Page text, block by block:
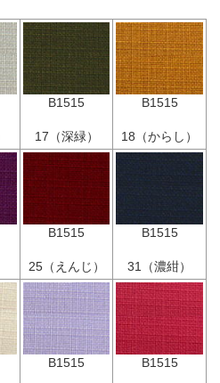
B1515
17（深緑）
B1515
18（からし）
B1515
25（えんじ）
B1515
31（濃紺）
B1515 B1515